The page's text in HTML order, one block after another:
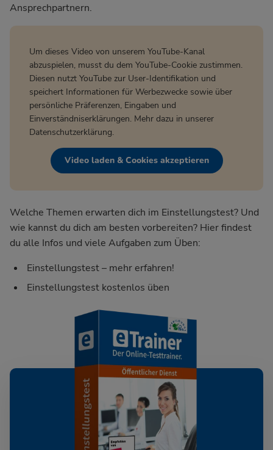
Ansprechpartnern.
Um dieses Video von unserem YouTube-Kanal
abzuspielen, musst du dem YouTube-Cookie zustimmen.
Diesen nutzt YouTube zur User-Identifikation und
speichert Informationen für Werbezwecke sowie über
persönliche Präferenzen, Eingaben und
Einverständniserklärungen. Mehr dazu in unserer
Datenschutzerklärung.
Video laden & Cookies akzeptieren
Welche Themen erwarten dich im Einstellungstest? Und
wie kannst du dich am besten vorbereiten? Hier findest
du alle Infos und viele Aufgaben zum Üben:
Einstellungstest – mehr erfahren!
Einstellungstest kostenlos üben